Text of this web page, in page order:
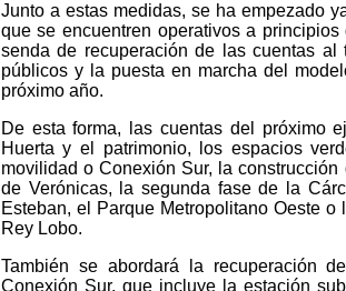
Junto a estas medidas, se ha empezado
que se encuentren operativos a
senda de recuperación de las cuentas
públicos y la puesta en marcha del
próximo año.
De esta forma, las cuentas del próximo
Huerta y el patrimonio, los espacios
movilidad o Conexión Sur, la
de Verónicas, la segunda fase de la
Esteban, el Parque Metropolitano Oeste
Rey Lobo.
También se abordará la recuperación
Conexión Sur, que incluye la estación